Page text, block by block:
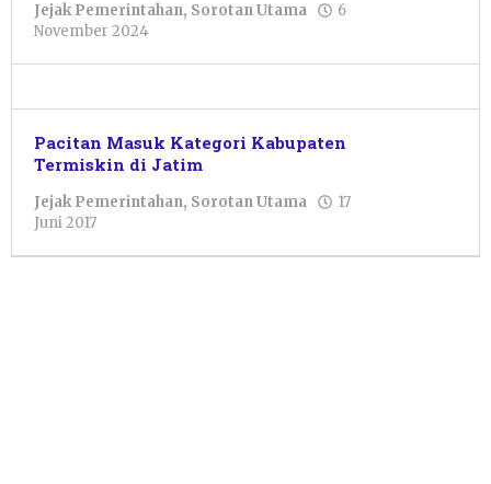
Jejak Pemerintahan, Sorotan Utama
6
November 2024
Primanto
Pacitan Masuk Kategori Kabupaten
Termiskin di Jatim
Jejak Pemerintahan, Sorotan Utama
17
Juni 2017